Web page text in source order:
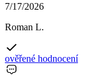
7/17/2026
Roman L.
ověřené hodnocení